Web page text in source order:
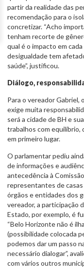
partir da realidade das
recomendação para o
concretizar. “Acho
tenham recorte de
qual é o impacto em
desigualdade tem
saúde”, justificou.
Diálogo,
Para o vereador
exige muita
será a cidade de BH e
trabalhos com equilíbrio,
em primeiro lugar.
O parlamentar pediu
de informações e
antecedência à
representantes de
órgãos e entidades dos
vereador, a participação
Estado, por exemplo, é
“Belo Horizonte não é
(possibilidade colocada
podemos dar um passo
necessário dialogar”,
com vários outros